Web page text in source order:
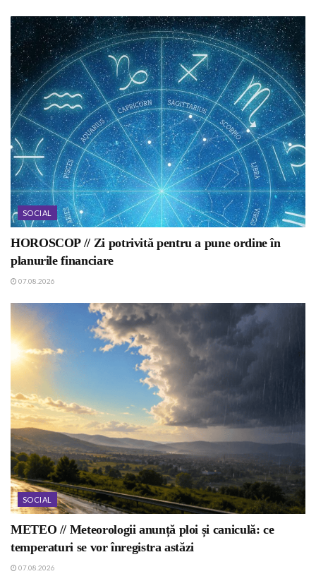
SOCIAL
HOROSCOP // Zi potrivită pentru a pune ordine în
planurile financiare
07.08.2026
SOCIAL
METEO // Meteorologii anunță ploi și caniculă: ce
temperaturi se vor înregistra astăzi
07.08.2026